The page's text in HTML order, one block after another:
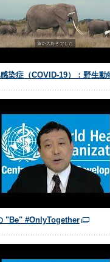
染症（COVID-19）：野生動
"Be" #OnlyTogether